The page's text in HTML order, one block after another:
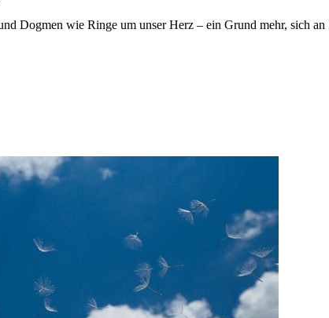
Dogmen wie Ringe um unser Herz – ein Grund mehr, sich